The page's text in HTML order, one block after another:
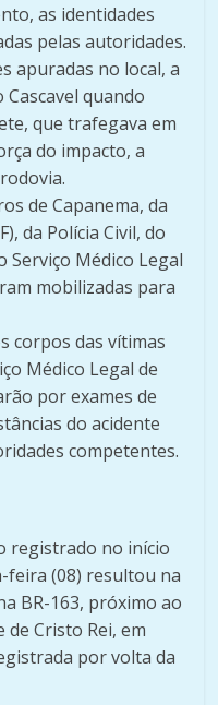
as identidades
pelas autoridades.
apuradas no local, a
quando
que trafegava em
do impacto, a
de Capanema, da
da Polícia Civil, do
Serviço Médico Legal
mobilizadas para
corpos das vítimas
Médico Legal de
por exames de
do acidente
competentes.
registrado no início
feira (08) resultou na
BR-163, próximo ao
de Cristo Rei, em
por volta da